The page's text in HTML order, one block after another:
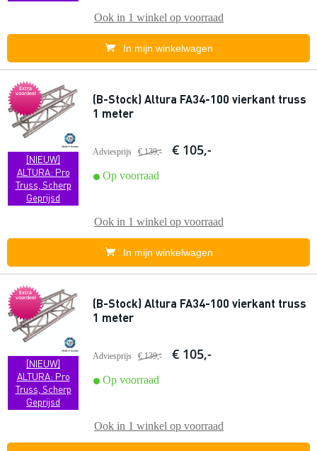
Ook in 1 winkel op voorraad
In mijn winkelwagen
Extra
voordeel
[NIEUW]
ALTURA: Pro
Truss, Scherp
Geprijsd
(B-Stock) Altura FA34-100 vierkant truss
1 meter
Adviesprijs € 139,- € 105,-
Op voorraad
Ook in 1 winkel op voorraad
In mijn winkelwagen
Extra
voordeel
[NIEUW]
ALTURA: Pro
Truss, Scherp
Geprijsd
(B-Stock) Altura FA34-100 vierkant truss
1 meter
Adviesprijs € 139,- € 105,-
Op voorraad
Ook in 1 winkel op voorraad